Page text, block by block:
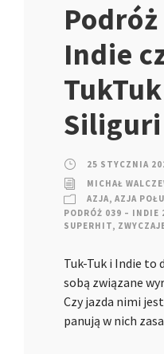
Indie
Siliguri
25 STYCZNIA
MICHAŁ
AZJA, AZJA
PODRÓŻ 039 – INDIE
SUPERHIT,
Tuk-Tuk i Indie to
sobą związane
Czy jazda nimi
panują w nich